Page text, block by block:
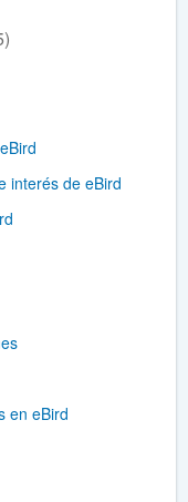
interés de eBird
en eBird